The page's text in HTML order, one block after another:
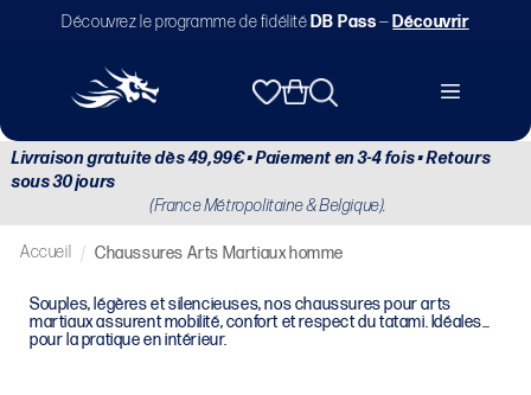
passer
Découvrez le programme de fidélité DB Pass— Découvrir
Panier
Livraison gratuite dès 49,99€ • Paiement en 3-4 fois • Retours
sous 30 jours
(France Métropolitaine & Belgique).
Accueil / Chaussures Arts Martiaux homme
Souples, légères et silencieuses, nos chaussures pour arts
martiaux assurent mobilité, confort et respect du tatami. Idéales
pour la pratique en intérieur.